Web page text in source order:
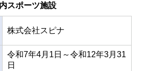
スポーツ施設
株式会社スピナ
令和7年4月1日～令和12年3月31
日